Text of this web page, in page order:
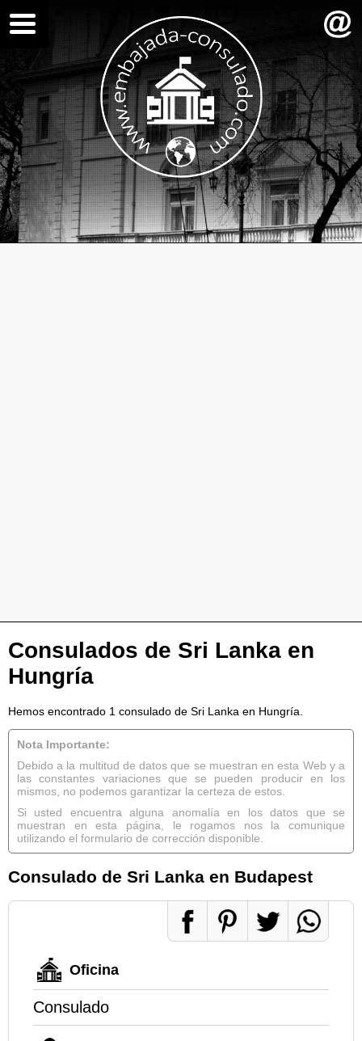
Consulados de Sri Lanka en
Hungría
Hemos encontrado 1 consulado de Sri Lanka en Hungría.
Nota Importante:
Debido a la multitud de datos que se muestran en esta Web y a
las constantes variaciones que se pueden producir en los
mismos, no podemos garantizar la certeza de estos.
Si usted encuentra alguna anomalía en los datos que se
muestran en esta página, le rogamos nos la comunique
utilizando el formulario de corrección disponible.
Consulado de Sri Lanka en Budapest
Oficina
Consulado